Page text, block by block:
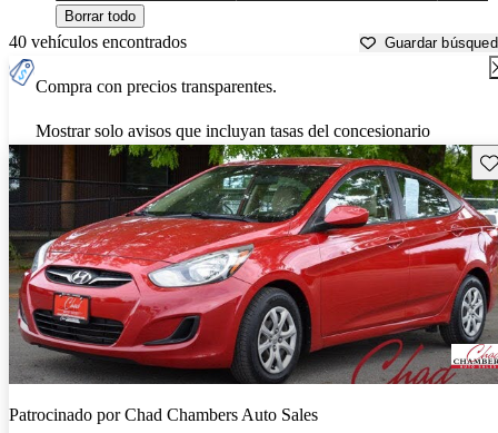
Borrar todo
40 vehículos encontrados Guardar
Compra con precios transparentes.
Mostrar solo avisos que incluyan tasas del concesionario
Patrocinado porChad Chambers Auto Sales